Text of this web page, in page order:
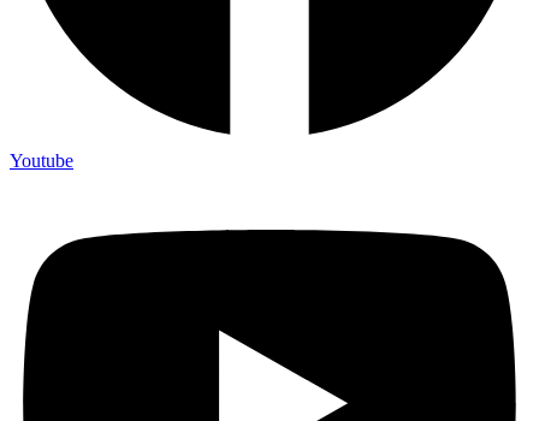
Youtube